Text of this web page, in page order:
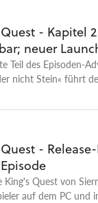
Quest - Kapitel
neuer
Teil des Episoden-
nicht Stein« führt
-
King's Quest von
auf dem PC und